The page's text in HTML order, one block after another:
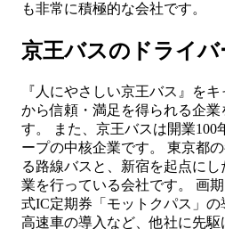
も非常に積極的な会社です。
京王バスのドライバ
『人にやさしい京王バス』を
から信頼・満足を得られる企
す。 また、京王バスは開業100
ープの中核企業です。 東京都
る路線バスと、新宿を起点に
業を行っている会社です。 画
式IC定期券「モットクパス」
高速車の導入など、他社に先駆